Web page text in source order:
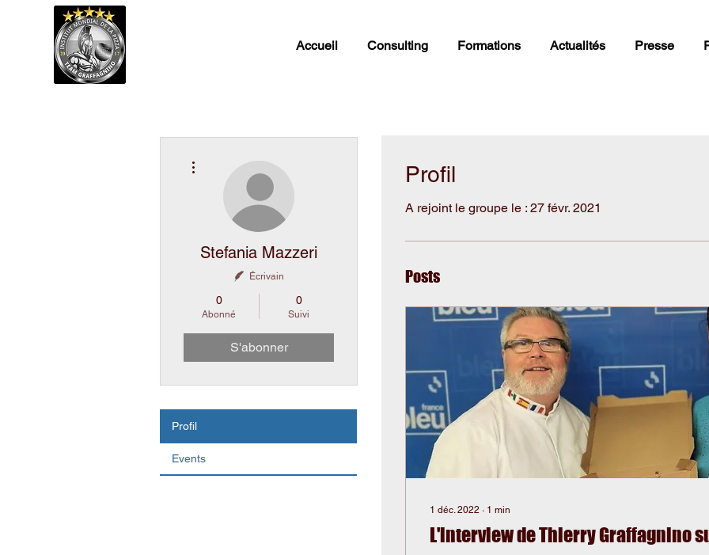
Accueil Consulting Formations Actualités Presse
Profil
A rejoint le groupe le : 27 févr. 2021
Posts
1 déc. 2022 ∙ 1 min
L'interview de Thierry Graffagnino sur
Stefania Mazzeri
Écrivain
0
Abonné
0
Suivi
S'abonner
Profil
Events